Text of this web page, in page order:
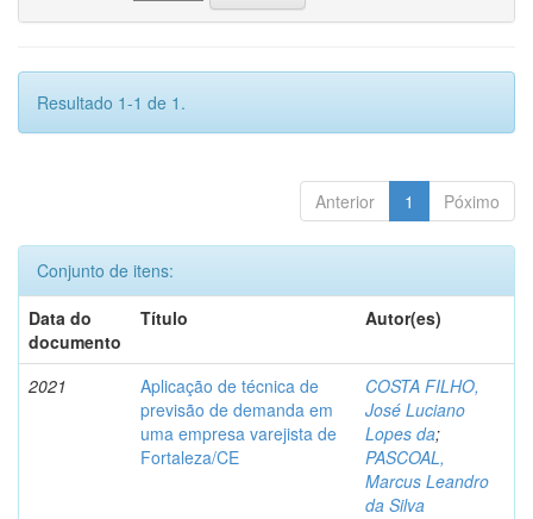
Resultado 1-1 de 1.
Anterior 1 Póximo
Conjunto de itens:
Data do
documento
Título Autor(es)
2021
Aplicação de técnica de
previsão de demanda em
uma empresa varejista de
Fortaleza/CE
COSTA FILHO,
José Luciano
Lopes da;
PASCOAL,
Marcus Leandro
da Silva